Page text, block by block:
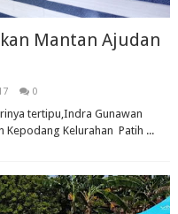
Mantan Ajudan
0
tertipu,Indra Gunawan
Kelurahan Patih ...